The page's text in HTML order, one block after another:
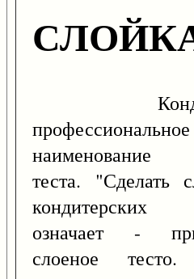
профессиональное
наименование
теста. "Сделать
означает -
слоеное